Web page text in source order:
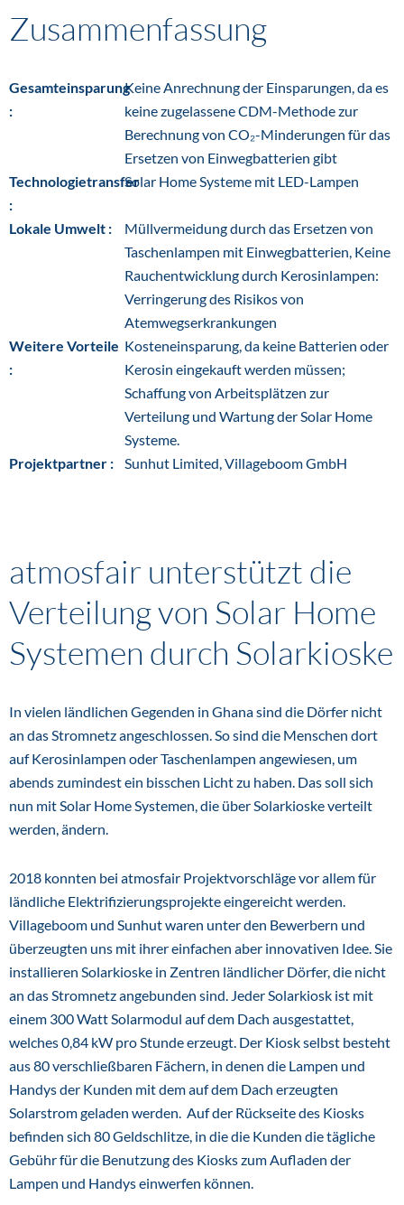
Zusammenfassung
Gesamteinsparung
:
Keine Anrechnung der Einsparungen, da es
keine zugelassene CDM-Methode zur
Berechnung von CO₂-Minderungen für das
Ersetzen von Einwegbatterien gibt
Technologietransfer
:
Solar Home Systeme mit LED-Lampen
Lokale Umwelt :
Müllvermeidung durch das Ersetzen von
Taschenlampen mit Einwegbatterien, Keine
Rauchentwicklung durch Kerosinlampen:
Verringerung des Risikos von
Atemwegserkrankungen
Weitere Vorteile
:
Kosteneinsparung, da keine Batterien oder
Kerosin eingekauft werden müssen;
Schaffung von Arbeitsplätzen zur
Verteilung und Wartung der Solar Home
Systeme.
Projektpartner :
Sunhut Limited, Villageboom GmbH
atmosfair unterstützt die
Verteilung von Solar Home
Systemen durch Solarkioske
In vielen ländlichen Gegenden in Ghana sind die Dörfer nicht
an das Stromnetz angeschlossen. So sind die Menschen dort
auf Kerosinlampen oder Taschenlampen angewiesen, um
abends zumindest ein bisschen Licht zu haben. Das soll sich
nun mit Solar Home Systemen, die über Solarkioske verteilt
werden, ändern.
2018 konnten bei atmosfair Projektvorschläge vor allem für
ländliche Elektrifizierungsprojekte eingereicht werden.
Villageboom und Sunhut waren unter den Bewerbern und
überzeugten uns mit ihrer einfachen aber innovativen Idee. Sie
installieren Solarkioske in Zentren ländlicher Dörfer, die nicht
an das Stromnetz angebunden sind. Jeder Solarkiosk ist mit
einem 300 Watt Solarmodul auf dem Dach ausgestattet,
welches 0,84 kW pro Stunde erzeugt. Der Kiosk selbst besteht
aus 80 verschließbaren Fächern, in denen die Lampen und
Handys der Kunden mit dem auf dem Dach erzeugten
Solarstrom geladen werden. Auf der Rückseite des Kiosks
befinden sich 80 Geldschlitze, in die die Kunden die tägliche
Gebühr für die Benutzung des Kiosks zum Aufladen der
Lampen und Handys einwerfen können.